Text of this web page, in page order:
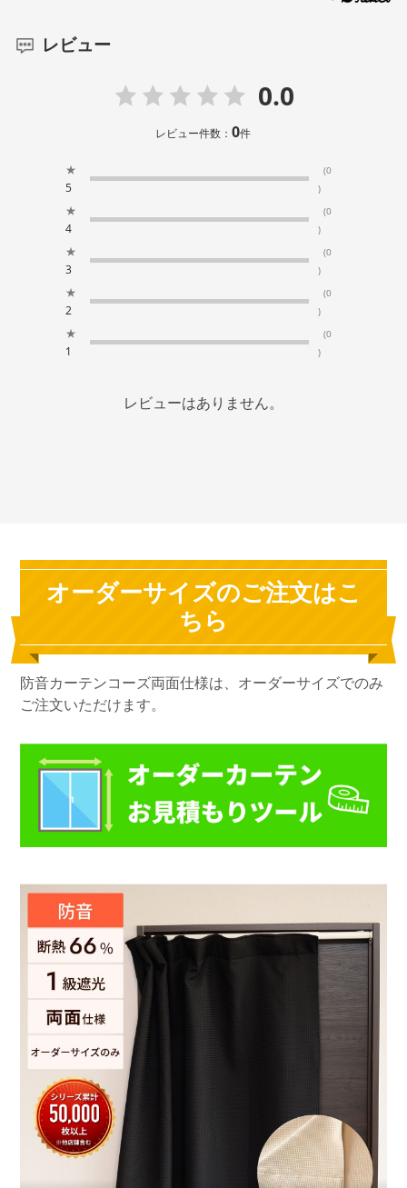
レビュー
0.0
レビュー件数：0件
★
5
(0
)
★
4
(0
)
★
3
(0
)
★
2
(0
)
★
1
(0
)
レビューはありません。
オーダーサイズのご注文はこ
ちら
防音カーテンコーズ両面仕様は、オーダーサイズでのみ
ご注文いただけます。